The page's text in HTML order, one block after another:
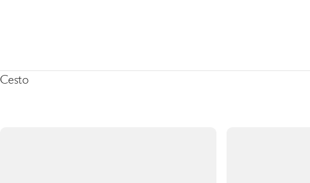
Cesto